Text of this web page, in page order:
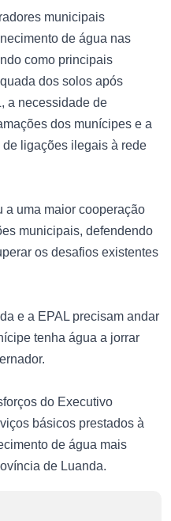
municipais
de água nas
como principais
dos solos após
a necessidade de
dos munícipes e a
ligações ilegais à rede
a uma maior cooperação
municipais, defendendo
os desafios existentes
e a EPAL precisam andar
tenha água a jorrar
do Executivo
básicos prestados à
de água mais
de Luanda.